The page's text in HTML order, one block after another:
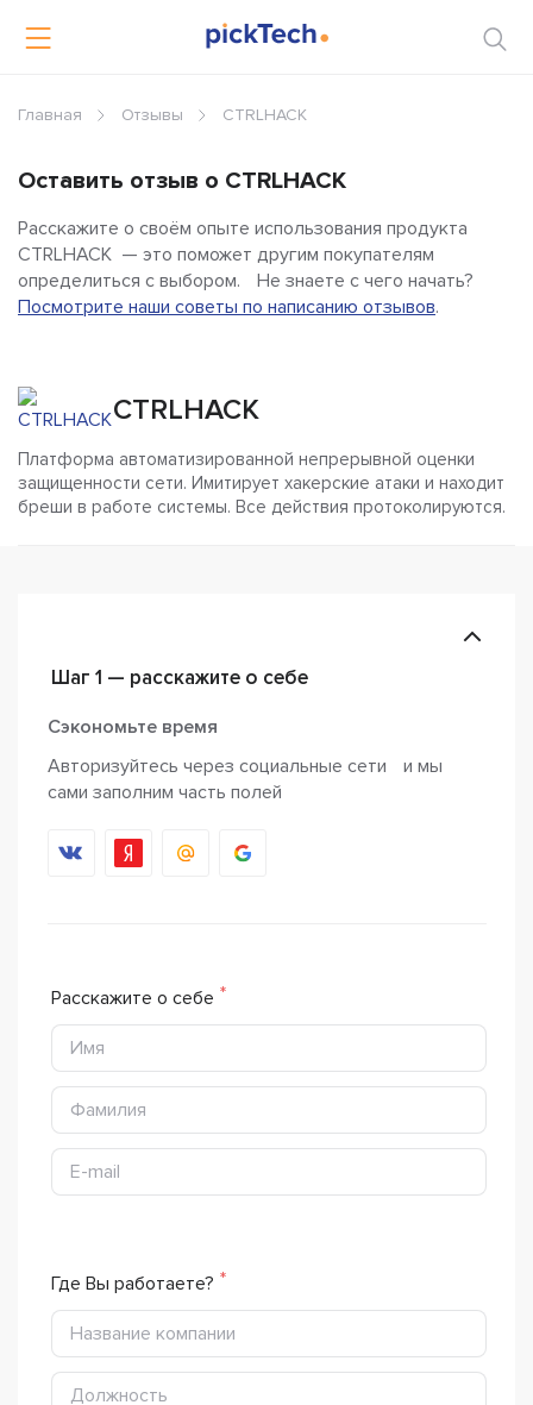
Главная Отзывы CTRLHACK
Оставить отзыв о CTRLHACK
Расскажите о своём опыте использования продукта
CTRLHACK — это поможет другим покупателям
определиться с выбором. Не знаете с чего начать?
Посмотрите наши советы по написанию отзывов.
CTRLHACK
Платформа автоматизированной непрерывной оценки
защищенности сети. Имитирует хакерские атаки и находит
бреши в работе системы. Все действия протоколируются.
Шаг 1 — расскажите о себе
Сэкономьте время
Авторизуйтесь через социальные сети и мы
сами заполним часть полей
Расскажите о себе
Где Вы работаете?